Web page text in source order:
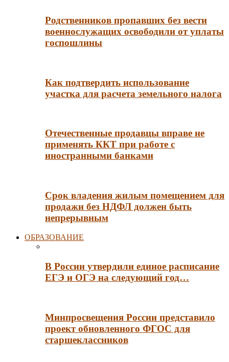
Родственников пропавших без вести
военнослужащих освободили от уплаты
госпошлины
Как подтвердить использование
участка для расчета земельного налога
Отечественные продавцы вправе не
применять ККТ при работе с
иностранными банками
Срок владения жилым помещением для
продажи без НДФЛ должен быть
непрерывным
ОБРАЗОВАНИЕ
В России утвердили единое расписание
ЕГЭ и ОГЭ на следующий год…
Минпросвещения России представило
проект обновленного ФГОС для
старшеклассников